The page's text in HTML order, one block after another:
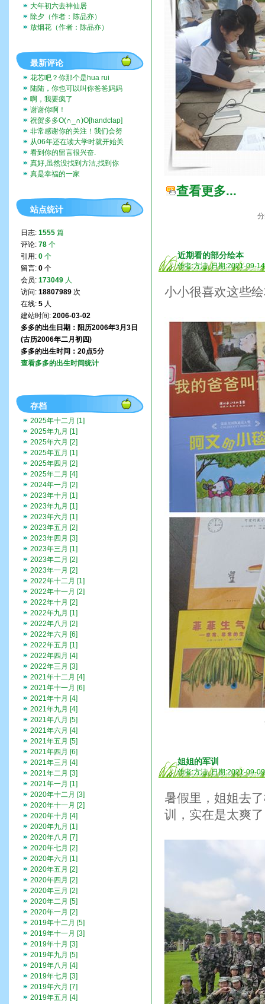
查看更多...
近期看的部分绘本
作者:方洁 日期:2021-09-14
小小很喜欢这些
姐姐的军训
作者:方洁 日期:2021-09-09
暑假里，姐姐去
训，实在是太爽
大年初六去神仙居
除夕（作者：陈品亦）
放烟花（作者：陈品亦）
最新评论
花芯吧？你那个是hua rui
陆陆，你也可以叫你爸爸妈妈
带你去啊。挺好玩的。
啊，我要疯了
谢谢你啊！
祝贺多多O(∩_∩)O[handclap]
[flo...
非常感谢你的关注！我们会努
力一直记录下去的。我们也...
从06年还在读大学时就开始关
注这个博客，而现在我也...
看到你的留言很兴奋.
真好,虽然没找到方洁,找到你
们全家福,让人挺兴奋的...
真是幸福的一家
站点统计
日志: 1555 篇
评论: 78 个
引用: 0 个
留言: 0 个
会员: 173049 人
访问: 18807989 次
在线: 5 人
建站时间: 2006-03-02
多多的出生日期：阳历2006年3月3日
(古历2006年二月初四)
多多的出生时间：20点5分
查看多多的出生时间统计
存档
2025年十二月 [1]
2025年九月 [1]
2025年六月 [2]
2025年五月 [1]
2025年四月 [2]
2025年二月 [4]
2024年一月 [2]
2023年十月 [1]
2023年九月 [1]
2023年六月 [1]
2023年五月 [2]
2023年四月 [3]
2023年三月 [1]
2023年二月 [2]
2023年一月 [2]
2022年十二月 [1]
2022年十一月 [2]
2022年十月 [2]
2022年九月 [1]
2022年八月 [2]
2022年六月 [6]
2022年五月 [1]
2022年四月 [4]
2022年三月 [3]
2021年十二月 [4]
2021年十一月 [6]
2021年十月 [4]
2021年九月 [4]
2021年八月 [5]
2021年六月 [4]
2021年五月 [5]
2021年四月 [6]
2021年三月 [4]
2021年二月 [3]
2021年一月 [1]
2020年十二月 [3]
2020年十一月 [2]
2020年十月 [4]
2020年九月 [1]
2020年八月 [7]
2020年七月 [2]
2020年六月 [1]
2020年五月 [2]
2020年四月 [2]
2020年三月 [2]
2020年二月 [5]
2020年一月 [2]
2019年十二月 [5]
2019年十一月 [3]
2019年十月 [3]
2019年九月 [5]
2019年八月 [4]
2019年七月 [3]
2019年六月 [7]
2019年五月 [4]